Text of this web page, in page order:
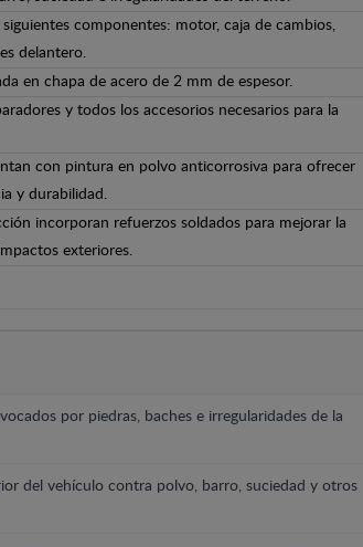
siguientes componentes: motor, caja de cambios,
delantero.
en chapa de acero de 2 mm de espesor.
y todos los accesorios necesarios para la
con pintura en polvo anticorrosiva para ofrecer
y durabilidad.
incorporan refuerzos soldados para mejorar la
exteriores.
por piedras, baches e irregularidades de la
del vehículo contra polvo, barro, suciedad y otros